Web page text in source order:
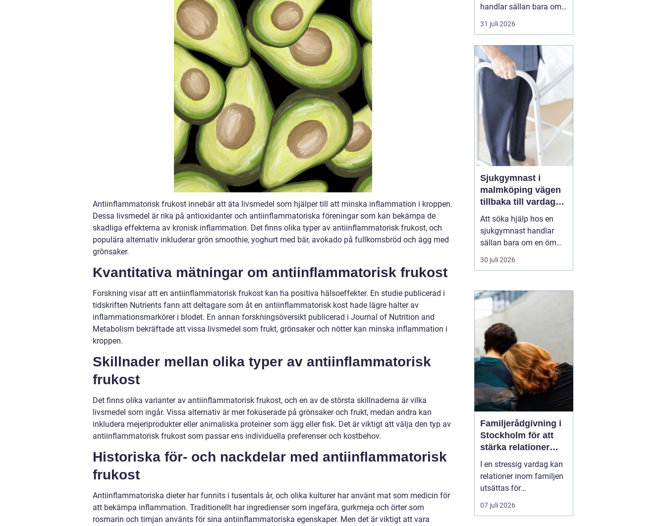
Antiinflammatorisk frukost innebär att äta livsmedel som hjälper till att minska inflammation i kroppen.
Dessa livsmedel är rika på antioxidanter och antiinflammatoriska föreningar som kan bekämpa de
skadliga effekterna av kronisk inflammation. Det finns olika typer av antiinflammatorisk frukost, och
populära alternativ inkluderar grön smoothie, yoghurt med bär, avokado på fullkornsbröd och ägg med
grönsaker.
Kvantitativa mätningar om antiinflammatorisk frukost
Forskning visar att en antiinflammatorisk frukost kan ha positiva hälsoeffekter. En studie publicerad i
tidskriften Nutrients fann att deltagare som åt en antiinflammatorisk kost hade lägre halter av
inflammationsmarkörer i blodet. En annan forskningsöversikt publicerad i Journal of Nutrition and
Metabolism bekräftade att vissa livsmedel som frukt, grönsaker och nötter kan minska inflammation i
kroppen.
Skillnader mellan olika typer av antiinflammatorisk
frukost
Det finns olika varianter av antiinflammatorisk frukost, och en av de största skillnaderna är vilka
livsmedel som ingår. Vissa alternativ är mer fokuserade på grönsaker och frukt, medan andra kan
inkludera mejeriprodukter eller animaliska proteiner som ägg eller fisk. Det är viktigt att välja den typ av
antiinflammatorisk frukost som passar ens individuella preferenser och kostbehov.
Historiska för- och nackdelar med antiinflammatorisk
frukost
Antiinflammatoriska dieter har funnits i tusentals år, och olika kulturer har använt mat som medicin för
att bekämpa inflammation. Traditionellt har ingredienser som ingefära, gurkmeja och örter som
rosmarin och timjan använts för sina antiinflammatoriska egenskaper. Men det är viktigt att vara
handlar sällan bara om
att unna sig något skönt.
För många är massage
vardagen för att orka
arbeta, träna och leva ett
aktivt liv utan ständig
värk. En genomtänkt
massage kan minska
spänningar...
31 juli 2026
Sjukgymnast i
malmköping vägen
tillbaka till vardag
och rörelse
Att söka hjälp hos en
sjukgymnast handlar
sällan bara om en öm
muskel eller en stel
nacke. För många
kunna arbeta, orka med
vardagen, fortsätta med
sin idrott eller behålla
självständighet efter en
skada eller sjukdom. I en
mindre ...
30 juli 2026
Familjerådgivning i
Stockholm för att
stärka relationer
och hantera
utmaningar
I en stressig vardag kan
relationer inom familjen
utsättas för
påfrestningar och
konflikter.
07 juli 2026